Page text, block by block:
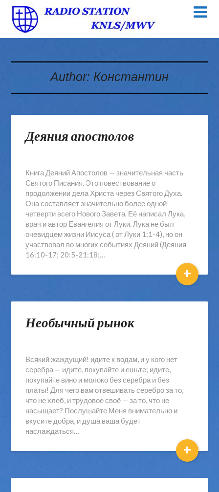
Author: Константин
Деяния апостолов
Книга Деяний Апостолов — значительная часть
Святого Писания. Это повествование о
продолжении дела Христа через Святого Духа.
Она составляет значительно более одной
четверти всего Нового Завета. Её написал Лука,
врач и автор Евангелия от Луки. Лука не был
очевидцем жизни Иисуса ( от Луки 1:1-4), но он
участвовал во многих событиях Деяний (Деяния
16:10-17; 20:5-21:18;…
+
Необычный рынок
Всякий жаждущий! идите к водам, и у кого нет
серебра — идите, покупайте и ешьте; идите,
покупайте вино и молоко без серебра и без
платы! Для чего вам отвешивать серебро за то,
что не хлеб, и трудовое своё — за то, что не
насыщает? Послушайте Меня внимательно и
вкусите добра, и душа ваша будет
наслаждаться…
+